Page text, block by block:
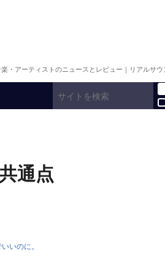
・アーティストのニュースとレビュー｜リアルサウ
通点
いのに。